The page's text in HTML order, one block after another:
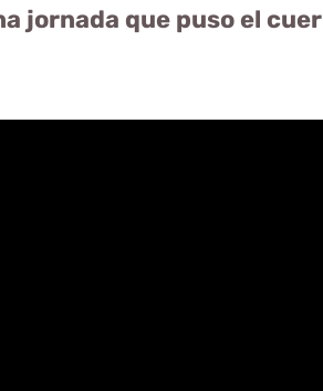
jornada que puso el